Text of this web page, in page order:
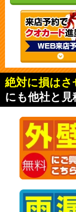
絶対に損はさ
にも他社と見